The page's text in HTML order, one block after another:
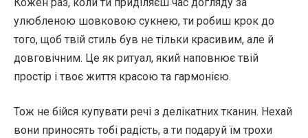
улюбленою шовковою сукнею, ти робиш крок до
того, щоб твій стиль був не тільки красивим, але й
довговічним. Це як ритуал, який наповнює твій
простір і твоє життя красою та гармонією.
Тож не бійся купувати речі з делікатних тканин. Нехай
вони приносять тобі радість, а ти подаруй їм трохи